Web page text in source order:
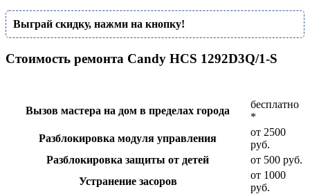
Выграй скидку, нажми на кнопку!
Стоимость ремонта Candy HCS 1292D3Q/1-S
Вызов мастера на дом в пределах города
бесплатно
*
Разблокировка модуля управления
от 2500
руб.
Разблокировка защиты от детей
от 500 руб.
Устранение засоров
от 1000
руб.